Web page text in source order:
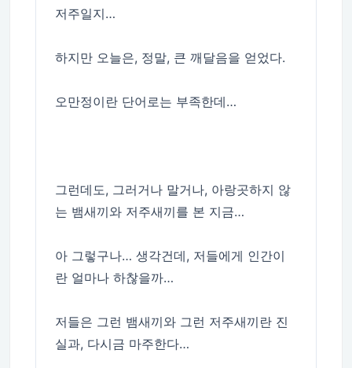
저주일지…
하지만 오늘은, 정말, 큰 깨달음을 얻었다.
오만정이란 단어로는 부족한데…
그런데도, 그러거나 말거나, 아랑곳하지 않
는 뱀새끼와 저주새끼를 본 지금…
아 그렇구나… 생각건데, 저들에게 인간이
란 얼마나 하찮을까…
저들은 그런 뱀새끼와 그런 저주새끼란 진
실과, 다시금 마주한다…